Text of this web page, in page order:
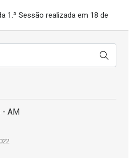
1.ª Sessão realizada em 18 de
- AM